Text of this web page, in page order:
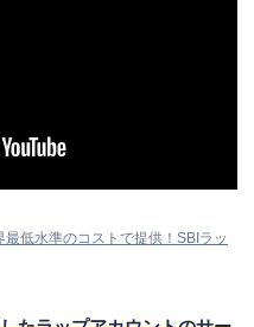
している人
低水準のコストで提供！SBIラッ